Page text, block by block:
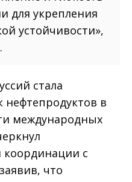
для укрепления
устойчивости»,
стала
нефтепродуктов в
международных
координации с
что